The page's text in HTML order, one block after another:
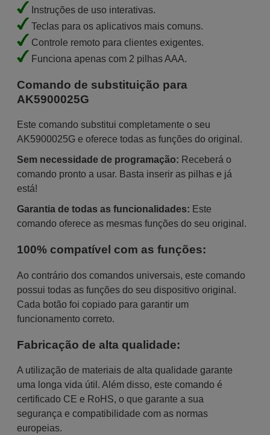
Instruções de uso interativas.
Teclas para os aplicativos mais comuns.
Controle remoto para clientes exigentes.
Funciona apenas com 2 pilhas AAA.
Comando de substituição para
AK5900025G
Este comando substitui completamente o seu
AK5900025G e oferece todas as funções do original.
Sem necessidade de programação: Receberá o
comando pronto a usar. Basta inserir as pilhas e já
está!
Garantia de todas as funcionalidades: Este
comando oferece as mesmas funções do seu original.
100% compatível com as funções:
Ao contrário dos comandos universais, este comando
possui todas as funções do seu dispositivo original.
Cada botão foi copiado para garantir um
funcionamento correto.
Fabricação de alta qualidade:
A utilização de materiais de alta qualidade garante
uma longa vida útil. Além disso, este comando é
certificado CE e RoHS, o que garante a sua
segurança e compatibilidade com as normas
europeias.